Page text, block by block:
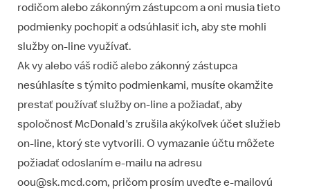
rodičom alebo zákonným zástupcom a oni musia tieto
podmienky pochopiť a odsúhlasiť ich, aby ste mohli
služby on-line využívať.
Ak vy alebo váš rodič alebo zákonný zástupca
nesúhlasíte s týmito podmienkami, musíte okamžite
prestať používať služby on-line a požiadať, aby
spoločnosť McDonald's zrušila akýkoľvek účet služieb
on-line, ktorý ste vytvorili. O vymazanie účtu môžete
požiadať odoslaním e-mailu na adresu
oou@sk.mcd.com, pričom prosím uveďte e-mailovú